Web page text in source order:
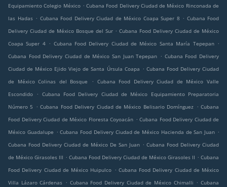
Equipamiento Colegio México . Cubana Food Delivery Ciudad de México Rinconada de
las Hadas . Cubana Food Delivery Ciudad de México Coapa Super 8 . Cubana Food
Delivery Ciudad de México Bosque del Sur . Cubana Food Delivery Ciudad de México
Coapa Super 4 . Cubana Food Delivery Ciudad de México Santa María Tepepan .
Cubana Food Delivery Ciudad de México San Juan Tepepan . Cubana Food Delivery
Ciudad de México Ejido Viejo de Santa Úrsula Coapa . Cubana Food Delivery Ciudad
de México Colinas del Bosque
. Cubana Food Delivery Ciudad de México Valle
Escondido
. Cubana Food Delivery Ciudad de México Equipamiento Preparatoria
Número 5
. Cubana Food Delivery Ciudad de México Belisario Domínguez . Cubana
Food Delivery Ciudad de México Floresta Coyoacán . Cubana Food Delivery Ciudad de
México Guadalupe . Cubana Food Delivery Ciudad de México Hacienda de San Juan .
Cubana Food Delivery Ciudad de México De San Juan . Cubana Food Delivery Ciudad
de México Girasoles III . Cubana Food Delivery Ciudad de México Girasoles II . Cubana
Food Delivery Ciudad de México Huipulco . Cubana Food Delivery Ciudad de México
Villa Lázaro Cárdenas . Cubana Food Delivery Ciudad de México Chimalli . Cubana